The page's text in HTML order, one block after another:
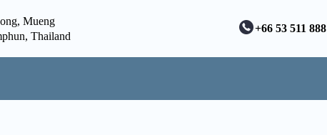
Mueng
Thailand
+66 53 511 888